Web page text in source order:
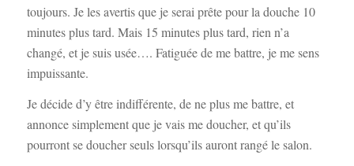
toujours. Je les avertis que je serai prête pour la douche 10
minutes plus tard. Mais 15 minutes plus tard, rien n’a
changé, et je suis usée…. Fatiguée de me battre, je me sens
impuissante.
Je décide d’y être indifférente, de ne plus me battre, et
annonce simplement que je vais me doucher, et qu’ils
pourront se doucher seuls lorsqu’ils auront rangé le salon.